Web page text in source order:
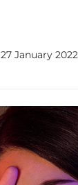
27 January 2022